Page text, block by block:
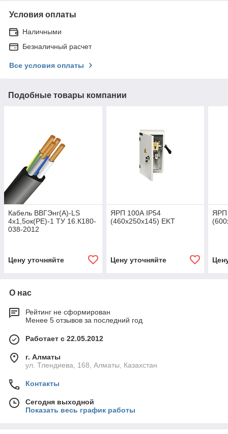
Условия оплаты
Наличными
Безналичный расчет
Все условия оплаты
Подобные товары компании
Кабель ВВГЭнг(А)-LS
4х1,5ок(РЕ)-1 ТУ 16.К180-
038-2012
Цену уточняйте
ЯРП 100А IP54
(460х250х145) EKT
Цену уточняйте
ЯРП
О нас
Рейтинг не сформирован
Менее 5 отзывов за последний год
Работает с 22.05.2012
г. Алматы
ул. Тлендиева, 168, Алматы, Казахстан
Контакты
Сегодня выходной
Показать весь график работы